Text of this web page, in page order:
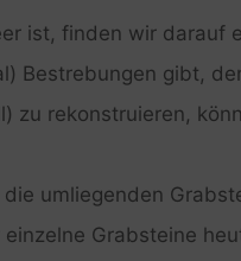
ist, finden wir darauf
Bestrebungen gibt,
zu rekonstruieren,
umliegenden
Grabsteine